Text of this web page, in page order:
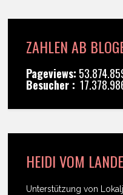
ZAHLEN AB
Pageviews:
Besucher :
HEIDI VOM
Unterstützung von